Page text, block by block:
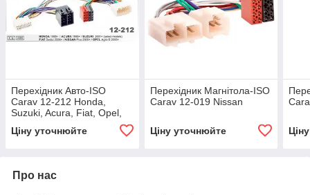
Перехідник Авто-ISO
Carav 12-212 Honda,
Suzuki, Acura, Fiat, Opel,
Ціну уточнюйте
Перехідник Магнітола-ISO
Carav 12-019 Nissan
Ціну уточнюйте
Про нас